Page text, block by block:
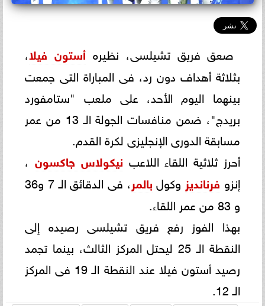
صعق فريق تشيلسى، نظيره أستون فيلا،
بثلاثة أهداف دون رد، فى المباراة التى جمعت
بينهما اليوم الأحد، على ملعب "ستامفورد
بريدج"، ضمن منافسات الجولة الـ 13 من عمر
مسابقة الدورى الإنجليزى لكرة القدم.
أحرز ثلاثية اللقاء اللاعب نيكولاس جاكسون،
إنزو فرنانديز وكول بالمر
، فى الدقائق الـ 7 و36
و 83 من عمر اللقاء.
بهذا الفوز رفع فريق تشيلسى رصيده إلى
النقطة الـ 25 ليحتل المركز الثالث، بينما تجمد
رصيد أستون فيلا عند النقطة الـ 19 فى المركز
الـ 12.